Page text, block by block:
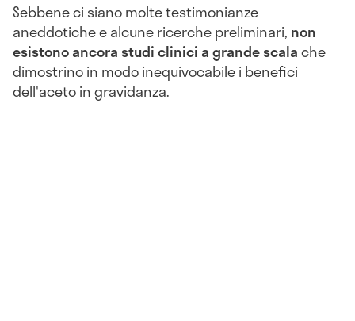
Sebbene ci siano molte testimonianze
aneddotiche e alcune ricerche preliminari, non
esistono ancora studi clinici a grande scalache
dimostrino in modo inequivocabile i benefici
dell'aceto in gravidanza.